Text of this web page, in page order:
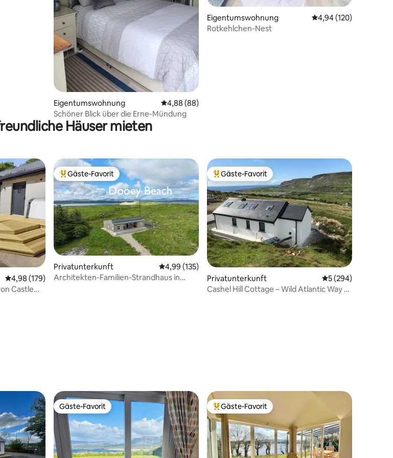
Bewertungen
Eigentumswohnung Durchschnittliche Bewertung: 4,88 von 5, 88 Bewertungen
4,88 (88)
Schöner Blick über die Erne-Mündung
Eigentumswohnung Durchschnittliche
4,94 (120)
Rotkehlchen-Nest
Häuser mieten
Bewertungen
Durchschnittliche Bewertung: 4,98 von 5, 179 Bewertungen
4,98 (179)
Castle
Beliebter Gäste-Favorit.
Gäste-Favorit
Privatunterkunft Durchschnittliche Bewertung: 4,99 von 5, 135 Bewertungen
4,99 (135)
Architekten-Familien-Strandhaus in
Beliebter Gäste-Favorit.
Gäste-Favorit
Privatunterkunft Durchschnittliche
5 (294)
Cashel Hill Cottage – Wild Atlantic Way –
Gäste-Favorit
Gäste-Favorit Beliebter Gäste-Favorit.
Gäste-Favorit